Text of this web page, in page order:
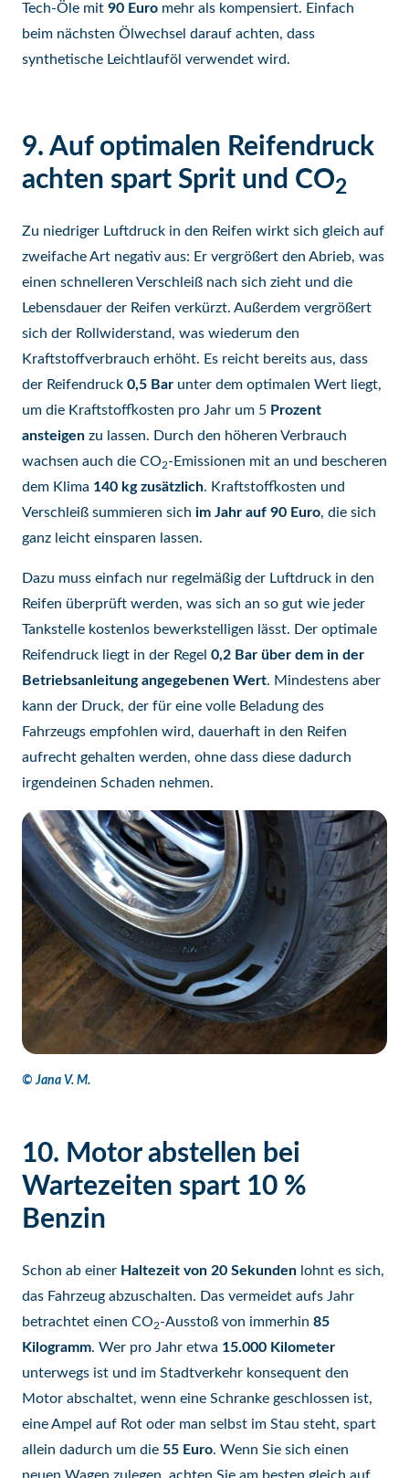
Tech-Öle mit 90 Euro mehr als kompensiert. Einfach
beim nächsten Ölwechsel darauf achten, dass
synthetische Leichtlauföl verwendet wird.
9. Auf optimalen Reifendruck
achten spart Sprit und CO2
Zu niedriger Luftdruck in den Reifen wirkt sich gleich auf
zweifache Art negativ aus: Er vergrößert den Abrieb, was
einen schnelleren Verschleiß nach sich zieht und die
Lebensdauer der Reifen verkürzt. Außerdem vergrößert
sich der Rollwiderstand, was wiederum den
Kraftstoffverbrauch erhöht. Es reicht bereits aus, dass
der Reifendruck 0,5 Bar unter dem optimalen Wert liegt,
um die Kraftstoffkosten pro Jahr um 5 Prozent
ansteigen zu lassen. Durch den höheren Verbrauch
wachsen auch die CO2-Emissionen mit an und bescheren
dem Klima 140 kg zusätzlich. Kraftstoffkosten und
Verschleiß summieren sich im Jahr auf 90 Euro, die sich
ganz leicht einsparen lassen.
Dazu muss einfach nur regelmäßig der Luftdruck in den
Reifen überprüft werden, was sich an so gut wie jeder
Tankstelle kostenlos bewerkstelligen lässt. Der optimale
Reifendruck liegt in der Regel 0,2 Bar über dem in der
Betriebsanleitung angegebenen Wert. Mindestens aber
kann der Druck, der für eine volle Beladung des
Fahrzeugs empfohlen wird, dauerhaft in den Reifen
aufrecht gehalten werden, ohne dass diese dadurch
irgendeinen Schaden nehmen.
© Jana V. M.
10. Motor abstellen bei
Wartezeiten spart 10 %
Benzin
Schon ab einer Haltezeit von 20 Sekunden lohnt es sich,
das Fahrzeug abzuschalten. Das vermeidet aufs Jahr
betrachtet einen CO2-Ausstoß von immerhin 85
Kilogramm. Wer pro Jahr etwa 15.000 Kilometer
unterwegs ist und im Stadtverkehr konsequent den
Motor abschaltet, wenn eine Schranke geschlossen ist,
eine Ampel auf Rot oder man selbst im Stau steht, spart
allein dadurch um die 55 Euro. Wenn Sie sich einen
neuen Wagen zulegen, achten Sie am besten gleich auf